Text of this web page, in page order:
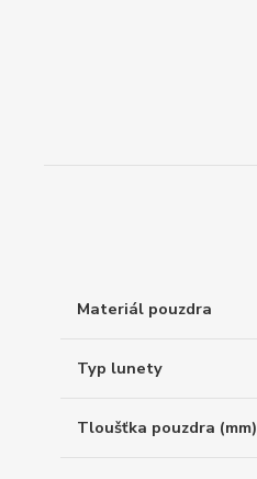
Materiál pouzdra
Typ lunety
Tloušťka pouzdra (mm)